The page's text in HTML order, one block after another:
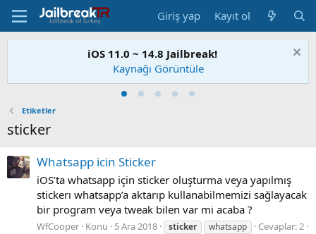
Giriş yap Kayıt ol
iOS 11.0 ~ 14.8 Jailbreak!
Kaynağı Görüntüle
Etiketler
sticker
Whatsapp icin Sticker
iOS’ta whatsapp için sticker oluşturma veya yapılmış
stickerı whatsapp’a aktarıp kullanabilmemizi sağlayacak
bir program veya tweak bilen var mi acaba ?
WfCooper Konu 5 Ara 2018 sticker whatsapp
Cevaplar: 2